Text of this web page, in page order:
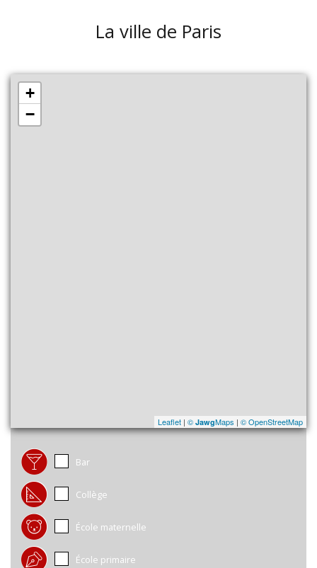
La ville de Paris
+
−
Leaflet | © JawgMaps | © OpenStreetMap
Bar
Collège
École maternelle
École primaire